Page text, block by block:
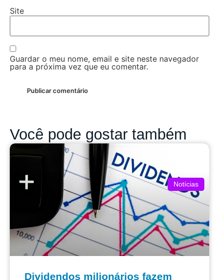
Site
Guardar o meu nome, email e site neste navegador
para a próxima vez que eu comentar.
Você pode gostar também
Notícias
Dividendos milionários fazem